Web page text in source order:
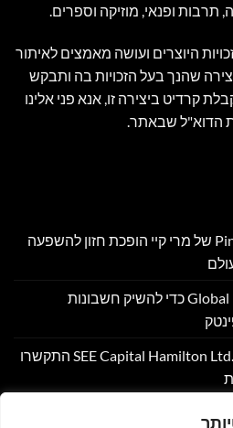
תרבות ופנאי, מוזיקה וספרים.
היוצרים ועושה מאמצים לאיתור
יצירה שהנך בעל הזכויות בה ותבקש
קרדיט ביצירה זו, אנא פני אלינו
הדוא"ל שבאתר.
תוכנית Pink Changing Lives®‎ של מרי קיי הופכת חזון להשפעה
OpenFX רוכשת את Global Ledger כדי להשיק חשבונות
Hamilton Reserve Bank ו- SEE Capital Hamilton Ltd.‎ התקשרו